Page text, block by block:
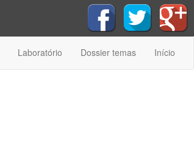
Laboratório Dossier temas Início